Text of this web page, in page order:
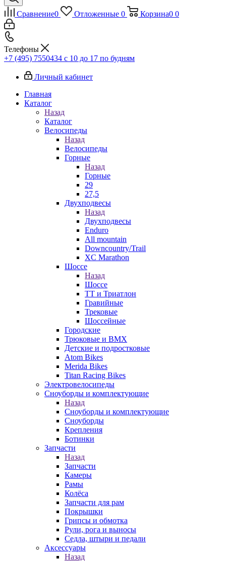
Сравнение0 Отложенные 0 Корзина0 0
Телефоны
+7 (495) 7550434 с 10 до 17 по будням
Личный кабинет
Главная
Каталог
Назад
Каталог
Велосипеды
Назад
Велосипеды
Горные
Назад
Горные
29
27,5
Двухподвесы
Назад
Двухподвесы
Enduro
All mountain
Downcountry/Trail
XC Marathon
Шоссе
Назад
Шоссе
ТТ и Триатлон
Гравийные
Трековые
Шоссейные
Городские
Трюковые и BMX
Детские и подростковые
Atom Bikes
Merida Bikes
Titan Racing Bikes
Электровелосипеды
Cноуборды и комплектующие
Назад
Cноуборды и комплектующие
Сноуборды
Крепления
Ботинки
Запчасти
Назад
Запчасти
Камеры
Рамы
Колёса
Запчасти для рам
Покрышки
Грипсы и обмотка
Рули, рога и выносы
Седла, штыри и педали
Аксессуары
Назад